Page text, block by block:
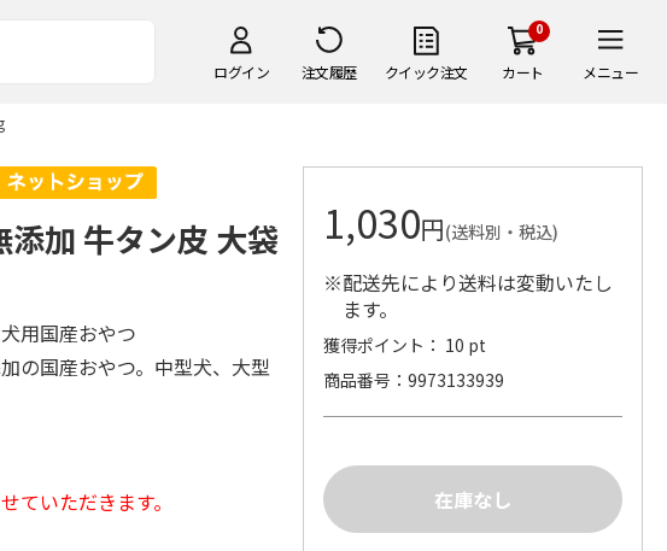
ログイン 注文履歴 クイック注文
0
カート メニュー
加 牛タン皮 大袋
用国産おやつ
の国産おやつ。中型犬、大型
ていただきます。
1,030円(送料別・税込)
※配送先により送料は変動いたし
ます。
獲得ポイント： 10 pt
商品番号
9973133939